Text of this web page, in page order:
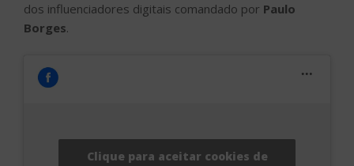
dos influenciadores digitais comandado por Paulo
Borges.
Clique para aceitar cookies de